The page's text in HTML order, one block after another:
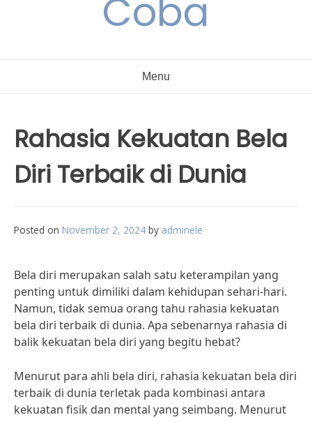
Coba
Menu
Rahasia Kekuatan Bela
Diri Terbaik di Dunia
Posted on November 2, 2024 by adminele
Bela diri merupakan salah satu keterampilan yang
penting untuk dimiliki dalam kehidupan sehari-hari.
Namun, tidak semua orang tahu rahasia kekuatan
bela diri terbaik di dunia. Apa sebenarnya rahasia di
balik kekuatan bela diri yang begitu hebat?
Menurut para ahli bela diri, rahasia kekuatan bela diri
terbaik di dunia terletak pada kombinasi antara
kekuatan fisik dan mental yang seimbang. Menurut